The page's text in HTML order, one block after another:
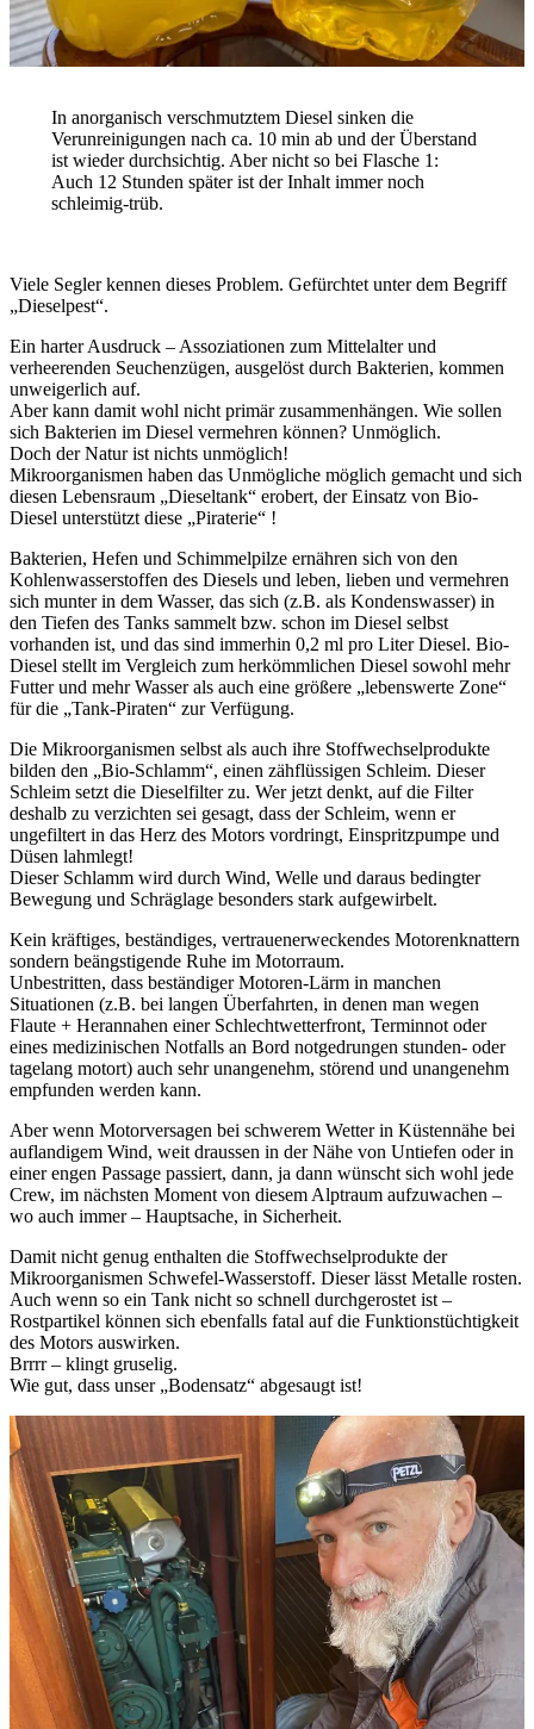
In anorganisch verschmutztem Diesel sinken die
Verunreinigungen nach ca. 10 min ab und der Überstand
ist wieder durchsichtig. Aber nicht so bei Flasche 1:
Auch 12 Stunden später ist der Inhalt immer noch
schleimig-trüb.
Viele Segler kennen dieses Problem. Gefürchtet unter dem Begriff
„Dieselpest“.
Ein harter Ausdruck – Assoziationen zum Mittelalter und
verheerenden Seuchenzügen, ausgelöst durch Bakterien, kommen
unweigerlich auf.
Aber kann damit wohl nicht primär zusammenhängen. Wie sollen
sich Bakterien im Diesel vermehren können? Unmöglich.
Doch der Natur ist nichts unmöglich!
Mikroorganismen haben das Unmögliche möglich gemacht und sich
diesen Lebensraum „Dieseltank“ erobert, der Einsatz von Bio-
Diesel unterstützt diese „Piraterie“ !
Bakterien, Hefen und Schimmelpilze ernähren sich von den
Kohlenwasserstoffen des Diesels und leben, lieben und vermehren
sich munter in dem Wasser, das sich (z.B. als Kondenswasser) in
den Tiefen des Tanks sammelt bzw. schon im Diesel selbst
vorhanden ist, und das sind immerhin 0,2 ml pro Liter Diesel. Bio-
Diesel stellt im Vergleich zum herkömmlichen Diesel sowohl mehr
Futter und mehr Wasser als auch eine größere „lebenswerte Zone“
für die „Tank-Piraten“ zur Verfügung.
Die Mikroorganismen selbst als auch ihre Stoffwechselprodukte
bilden den „Bio-Schlamm“, einen zähflüssigen Schleim. Dieser
Schleim setzt die Dieselfilter zu. Wer jetzt denkt, auf die Filter
deshalb zu verzichten sei gesagt, dass der Schleim, wenn er
ungefiltert in das Herz des Motors vordringt, Einspritzpumpe und
Düsen lahmlegt!
Dieser Schlamm wird durch Wind, Welle und daraus bedingter
Bewegung und Schräglage besonders stark aufgewirbelt.
Kein kräftiges, beständiges, vertrauenerweckendes Motorenknattern
sondern beängstigende Ruhe im Motorraum.
Unbestritten, dass beständiger Motoren-Lärm in manchen
Situationen (z.B. bei langen Überfahrten, in denen man wegen
Flaute + Herannahen einer Schlechtwetterfront, Terminnot oder
eines medizinischen Notfalls an Bord notgedrungen stunden- oder
tagelang motort) auch sehr unangenehm, störend und unangenehm
empfunden werden kann.
Aber wenn Motorversagen bei schwerem Wetter in Küstennähe bei
auflandigem Wind, weit draussen in der Nähe von Untiefen oder in
einer engen Passage passiert, dann, ja dann wünscht sich wohl jede
Crew, im nächsten Moment von diesem Alptraum aufzuwachen –
wo auch immer – Hauptsache, in Sicherheit.
Damit nicht genug enthalten die Stoffwechselprodukte der
Mikroorganismen Schwefel-Wasserstoff. Dieser lässt Metalle rosten.
Auch wenn so ein Tank nicht so schnell durchgerostet ist –
Rostpartikel können sich ebenfalls fatal auf die Funktionstüchtigkeit
des Motors auswirken.
Brrrr – klingt gruselig.
Wie gut, dass unser „Bodensatz“ abgesaugt ist!